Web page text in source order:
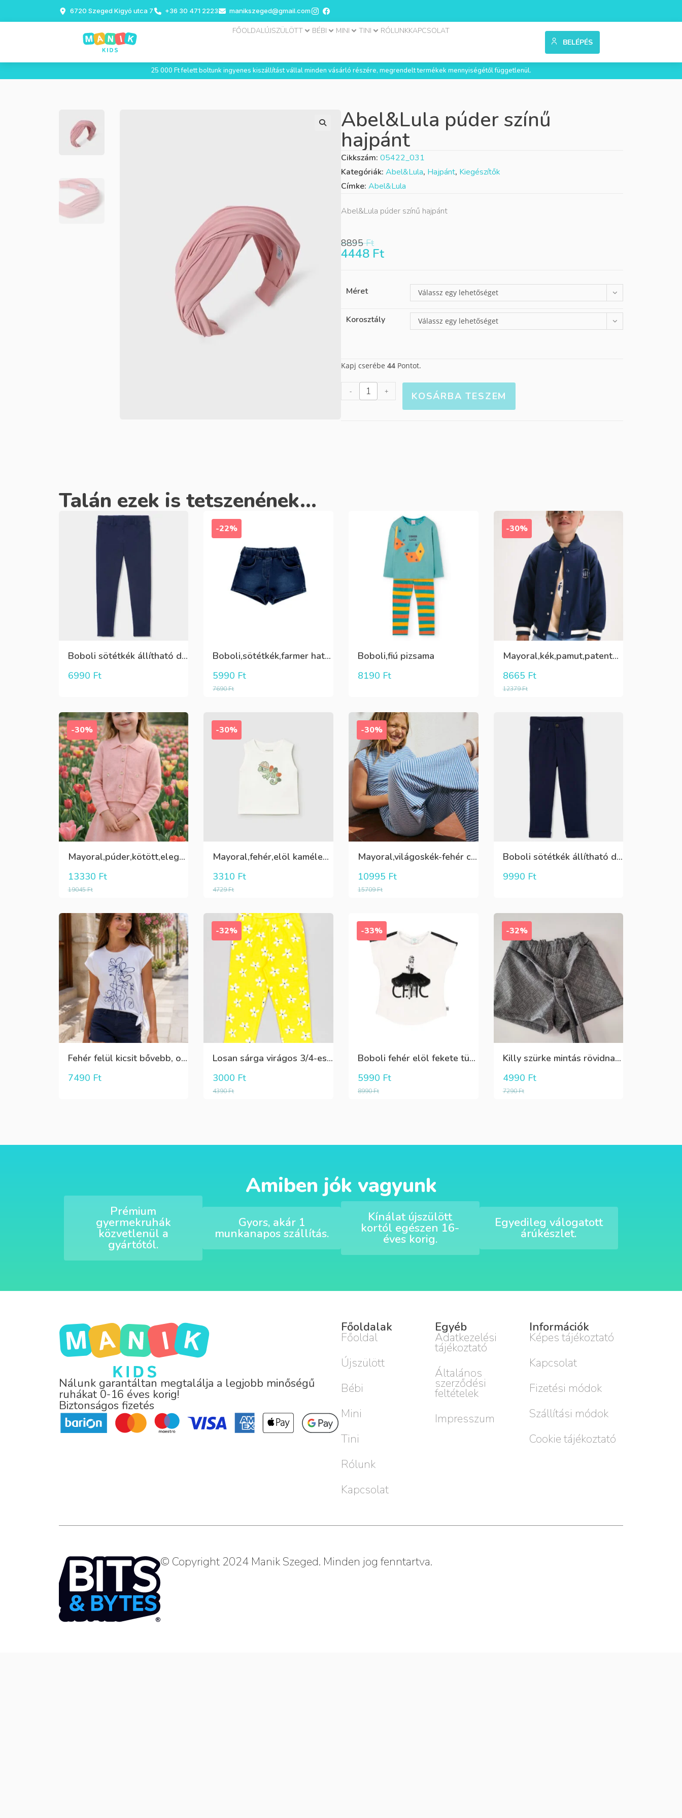
6720 Szeged Kigyó utca 7 +36 30 471 2223 manikszeged@gmail.com
FŐOLDALÚJSZÜLÖTT BÉBI MINI TINI RÓLUNKKAPCSOLAT
BELÉPÉS
25 000 Ft felett boltunk ingyenes kiszállítást vállal minden vásárló részére, megrendelt termékek mennyiségétől függetlenül.
Abel&Lula púder színű
hajpánt
Cikkszám: 05422_031
Kategóriák: Abel&Lula, Hajpánt, Kiegészítők
Címke: Abel&Lula
Abel&Lula púder színű hajpánt
8895Ft
4448 Ft
Méret Válassz egy lehetőséget
Korosztály Válassz egy lehetőséget
Kapj cserébe 44 Pontot.
- + KOSÁRBA TESZEM
Talán ezek is tetszenének...
Boboli sötétkék állítható derekú rugalmas nadrág
6990 Ft
-22%
Boboli,sötétkék,farmer hatású lány short
7690Ft
5990 Ft
Boboli,fiú pizsama
8190 Ft
-30%
Mayoral,kék,pamut,patentos,zsebes,hátul „football”feliratos fiú pulóver
12379Ft
8665 Ft
-30%
Mayoral,púder,kötött,elegáns lány pulóver
19045Ft
13330 Ft
-30%
Mayoral,fehér,elöl kaméleonos,fiú trikó
4729Ft
3310 Ft
-30%
Mayoral,világoskék-fehér csíkos,lenge anyagú overal
15709Ft
10995 Ft
Boboli sötétkék állítható derékú öltönynadrág
9990 Ft
Fehér felül kicsit bővebb, oldalt megkötős kicsit csillogó alkalmi pamut póló
7490 Ft
-32%
Losan sárga virágos 3/4-es leggings
4390Ft
3000 Ft
-33%
Boboli fehér elöl fekete tüll+gyöngyös csini póló
8990Ft
5990 Ft
-32%
Killy szürke mintás rövidnadrág
7290Ft
4990 Ft
Amiben jók vagyunk
Prémium
gyermekruhák
közvetlenül a
gyártótól.
Gyors, akár 1
munkanapos szállítás.
Kínálat újszülött
kortól egészen 16-
éves korig.
Egyedileg válogatott
árúkészlet.
Nálunk garantáltan megtalálja a legjobb minőségű
ruhákat 0-16 éves korig!
Biztonságos fizetés
Főoldalak
Főoldal
Újszülött
Bébi
Mini
Tini
Rólunk
Kapcsolat
Egyéb
Adatkezelési
tájékoztató
Általános
szerződési
feltételek
Impresszum
Információk
Képes tájékoztató
Kapcsolat
Fizetési módok
Szállítási módok
Cookie tájékoztató
© Copyright 2024 Manik Szeged. Minden jog fenntartva.